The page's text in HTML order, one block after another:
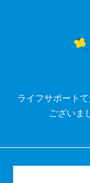
ライフサポート
ございま